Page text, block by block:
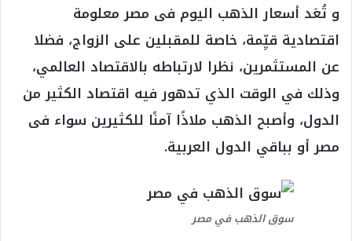
و تُعَد أسعار الذهب اليوم فى مصر معلومة
اقتصادية قيِّمة، خاصة للمقبلين على الزواج، فضلا
عن المستثمرين، نظرا لارتباطه بالاقتصاد العالمي،
وذلك في الوقت الذي تدهور فيه اقتصاد الكثير من
الدول، وأصبح الذهب ملاذًا آمنًا للكثيرين سواء فى
مصر أو بباقي الدول العربية.
سوق الذهب في مصر